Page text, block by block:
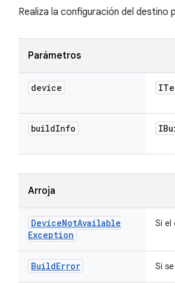
Realiza la configuración del destino
Parámetros
device
buildInfo
Arroja
DeviceNotAvailable
Exception
Si el
BuildError Si